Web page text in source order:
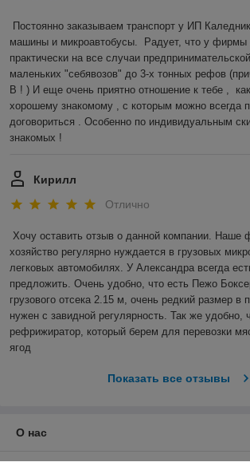
Постоянно заказываем транспорт у ИП
машины и микроавтобусы.  Радует, что у фирмы
практически на все случаи
маленьких "себявозов" до 3-х тонных рефов
В ! ) И еще очень приятно отношение к тебе ,
хорошему знакомому , с которым можно всегда
договориться . Особенно по индивидуальным
знакомых !
Кирилл
Отлично
Хочу оставить отзыв о данной компании. Наше
хозяйство регулярно нуждается в грузовых
легковых автомобилях. У Александра всегда
предложить. Очень удобно, что есть Пежо
грузового отсека 2.15 м, очень редкий размер в
нужен с завидной регулярность. Так же удобно,
рефрижиратор, который берем для перевозки
ягод
Показать все отзывы
О нас